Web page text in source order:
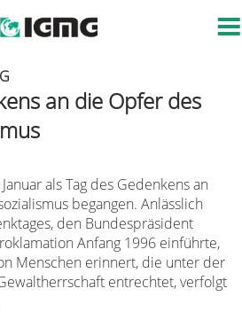
an die Opfer des
als Tag des Gedenkens an
begangen. Anlässlich
den Bundespräsident
Anfang 1996 einführte,
Menschen erinnert, die unter der
entrechtet, verfolgt